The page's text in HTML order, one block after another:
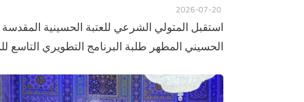
استقبل المتولي الشرعي للعتبة الحسينية
الحسيني المطهر طلبة البرنامج التطويري التاسع